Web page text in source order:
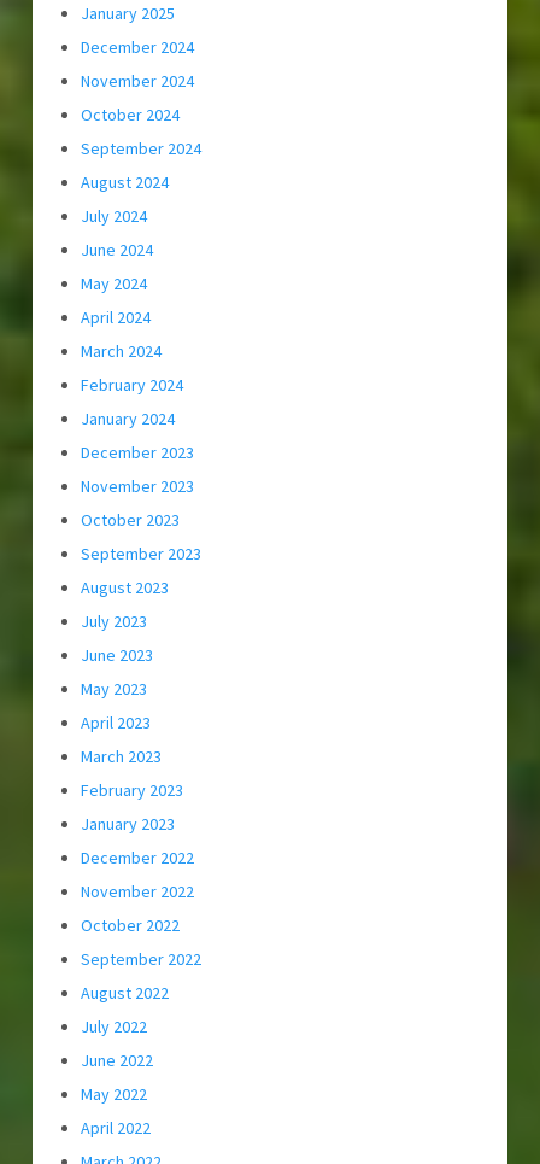
January 2025
December 2024
November 2024
October 2024
September 2024
August 2024
July 2024
June 2024
May 2024
April 2024
March 2024
February 2024
January 2024
December 2023
November 2023
October 2023
September 2023
August 2023
July 2023
June 2023
May 2023
April 2023
March 2023
February 2023
January 2023
December 2022
November 2022
October 2022
September 2022
August 2022
July 2022
June 2022
May 2022
April 2022